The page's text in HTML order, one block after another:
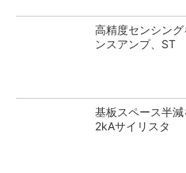
高精度センシン
ンスアンプ、ST
基板スペース半
2kAサイリスタ